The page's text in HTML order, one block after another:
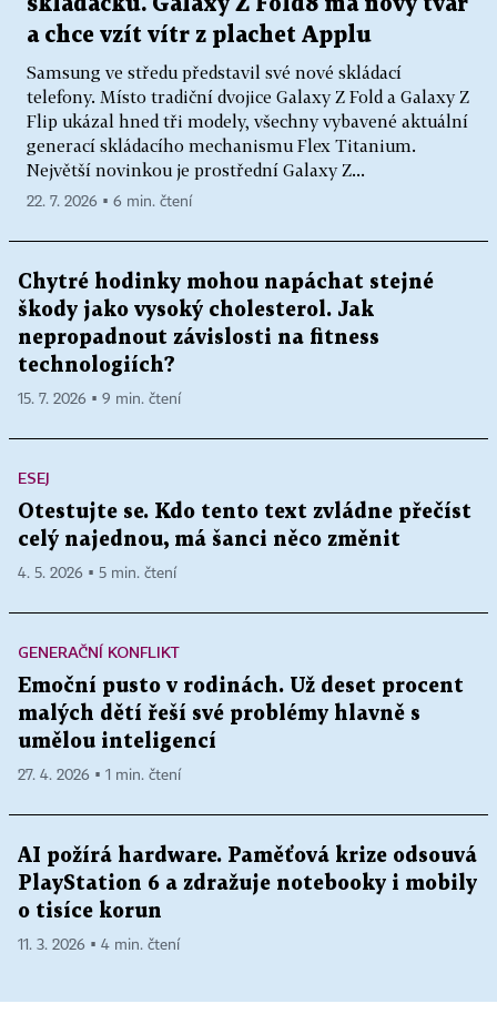
a chce vzít vítr z plachet Applu
Samsung ve středu představil své nové skládací
telefony. Místo tradiční dvojice Galaxy Z Fold a Galaxy Z
Flip ukázal hned tři modely, všechny vybavené aktuální
generací skládacího mechanismu Flex Titanium.
Největší novinkou je prostřední Galaxy Z...
22. 7. 2026 ▪ 6 min. čtení
Chytré hodinky mohou napáchat stejné
škody jako vysoký cholesterol. Jak
nepropadnout závislosti na fitness
technologiích?
15. 7. 2026 ▪ 9 min. čtení
ESEJ
Otestujte se. Kdo tento text zvládne přečíst
celý najednou, má šanci něco změnit
4. 5. 2026 ▪ 5 min. čtení
GENERAČNÍ KONFLIKT
Emoční pusto v rodinách. Už deset procent
malých dětí řeší své problémy hlavně s
umělou inteligencí
27. 4. 2026 ▪ 1 min. čtení
AI požírá hardware. Paměťová krize odsouvá
PlayStation 6 a zdražuje notebooky i mobily
o tisíce korun
11. 3. 2026 ▪ 4 min. čtení